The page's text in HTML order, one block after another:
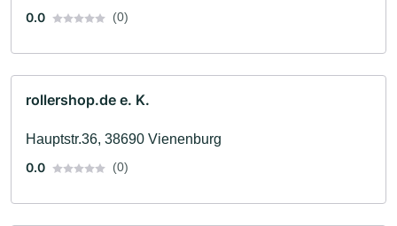
0.0
(0)
rollershop.de e. K.
Hauptstr.36, 38690 Vienenburg
0.0
(0)